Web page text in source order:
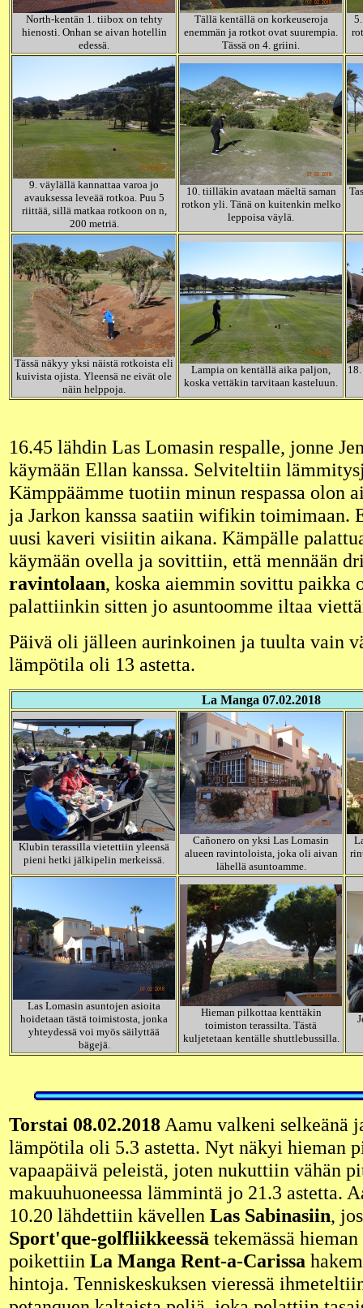
North-kentän 1. tiibox on tehty
hienosti. Onhan se aivan hotellin
edessä.
Tällä kentällä on korkeuseroja
enemmän ja rotkot ovat suurempia.
Tässä on 4. griini.
9. väylällä kannattaa varoa jo
avauksessa leveää rotkoa. Puu 5
riittää, sillä matkaa rotkoon on n,
200 metriä.
10. tiilläkin avataan mäeltä saman
rotkon yli. Tänä on kuitenkin melko
leppoisa väylä.
Tässä näkyy yksi näistä rotkoista eli
kuivista ojista. Yleensä ne eivät ole
näin helppoja.
Lampia on kentällä aika paljon,
koska vettäkin tarvitaan kasteluun.
16.45 lähdin Las Lomasin respalle, jonne
käymään Ellan kanssa. Selviteltiin
Kämppäämme tuotiin minun respassa olon
ja Jarkon kanssa saatiin wifikin toimimaan.
uusi kaveri visiitin aikana. Kämpälle
käymään ovella ja sovittiin, että mennään
ravintolaan, koska aiemmin sovittu paikka
palattiinkin sitten jo asuntoomme iltaa
Päivä oli jälleen aurinkoinen ja tuulta vain
lämpötila oli 13 astetta.
La Manga 07.02.2018
Klubin terassilla vietettiin yleensä
pieni hetki jälkipelin merkeissä.
Cañonero on yksi Las Lomasin
alueen ravintoloista, joka oli aivan
lähellä asuntoamme.
Las Lomasin asuntojen asioita
hoidetaan tästä toimistosta, jonka
yhteydessä voi myös säilyttää
bägejä.
Hieman pilkottaa kenttäkin
toimiston terassilta. Tästä
kuljetetaan kentälle shuttlebussilla.
Torstai 08.02.2018Aamu valkeni selkeänä
lämpötila oli 5.3 astetta. Nyt näkyi hieman
vapaapäivä peleistä, joten nukuttiin vähän
makuuhuoneessa lämmintä jo 21.3 astetta.
10.20 lähdettiin kävellen Las Sabinasiin,
Sport'que-golfliikkeessä tekemässä
poikettiin La Manga Rent-a-Carissa
hintoja. Tenniskeskuksen vieressä